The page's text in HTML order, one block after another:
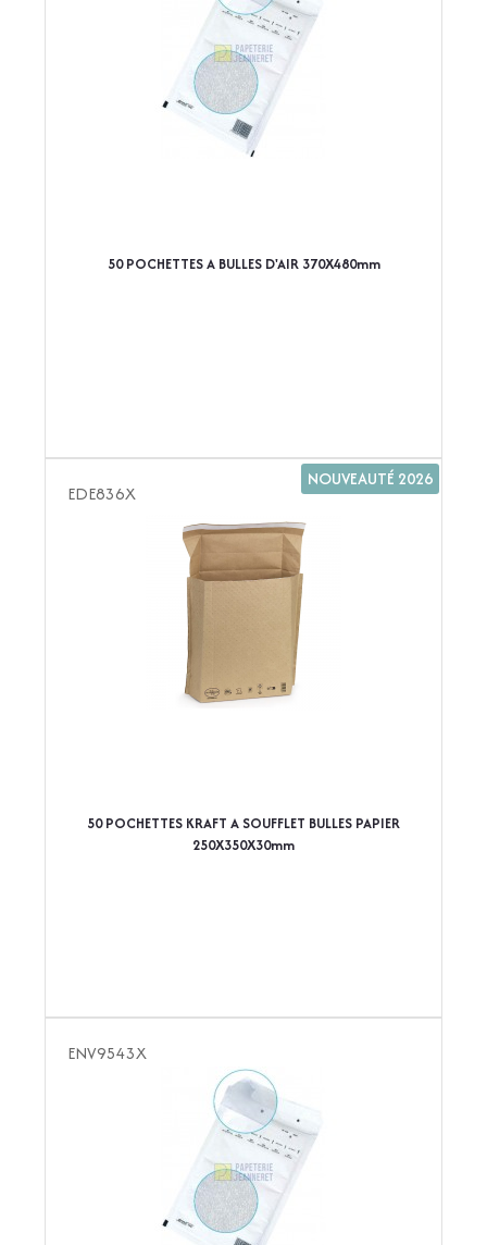
50 POCHETTES A BULLES D'AIR 370X480mm
EDE836X
NOUVEAUTÉ 2026
50 POCHETTES KRAFT A SOUFFLET BULLES PAPIER
250X350X30mm
ENV9543X